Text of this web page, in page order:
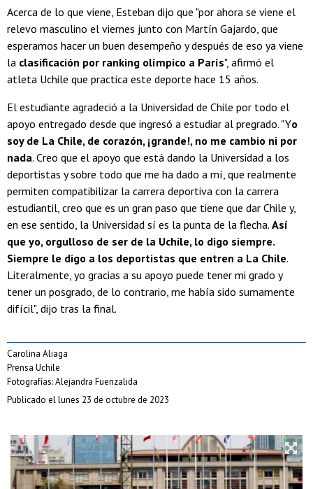
Acerca de lo que viene, Esteban dijo que "por ahora se viene el
relevo masculino el viernes junto con Martín Gajardo, que
esperamos hacer un buen desempeño y después de eso ya viene
la clasificación por ranking olímpico a París", afirmó el
atleta Uchile que practica este deporte hace 15 años.
El estudiante agradeció a la Universidad de Chile por todo el
apoyo entregado desde que ingresó a estudiar al pregrado. "Yo
soy de La Chile, de corazón, ¡grande!, no me cambio ni por
nada. Creo que el apoyo que está dando la Universidad a los
deportistas y sobre todo que me ha dado a mí, que realmente
permiten compatibilizar la carrera deportiva con la carrera
estudiantil, creo que es un gran paso que tiene que dar Chile y,
en ese sentido, la Universidad sí es la punta de la flecha. Así
que yo, orgulloso de ser de la Uchile, lo digo siempre.
Siempre le digo a los deportistas que entren a La Chile.
Literalmente, yo gracias a su apoyo puede tener mi grado y
tener un posgrado, de lo contrario, me había sido sumamente
difícil", dijo tras la final.
Carolina Aliaga
Prensa Uchile
Fotografías: Alejandra Fuenzalida
Publicado el lunes 23 de octubre de 2023